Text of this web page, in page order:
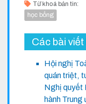
Từ khoá bản tin:
học bổng
Các bài
Hội nghị
quán triệt,
Nghị quyết
hành